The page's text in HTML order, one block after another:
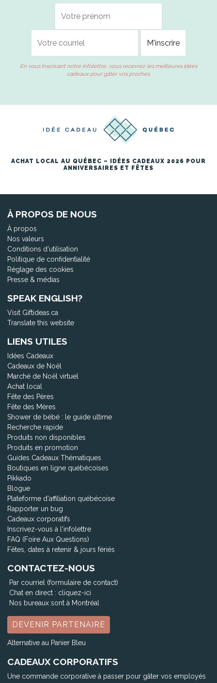
En vous inscrivant notre infolettre, vous recevrez les meilleures idées
cadeaux pour gâter vos proches.
ACHAT LOCAL AU QUÉBEC – IDÉES CADEAUX 2026 POUR
ANNIVERSAIRES ET FÊTES
À PROPOS DE NOUS
À propos
Nos valeurs
Conditions d'utilisation
Politique de confidentialité
Réglage des cookies
Presse & médias
SPEAK ENGLISH?
Visit Giftideas.ca
Translate this website
LIENS UTILES
Idées Cadeaux
Cadeaux de Noël
Marché de Noël virtuel
Achat local
Fête des Pères
Fête des Mères
Shower de bébé : le guide ultime
Recherche rapide
Produits non disponibles
Produits en promotion
Guides Cadeaux Thématiques
Boutiques en ligne québécoises
Pikkado
Blogue
Plateforme d'affiliation québécoise
Rapporter un bug
Cadeaux corporatifs
Inscrivez-vous à l'infolettre
FAQ (Foire Aux Questions)
Fêtes, dates à retenir & jours fériés
CONTACTEZ-NOUS
Par courriel (formulaire de contact)
Chat en direct : cliquez-ici
Nos bureaux sont à Montréal
DEVENIR PARTENAIRE
Alternative au Panier Bleu
CADEAUX CORPORATIFS
Une commande corporative à passer pour gâter vos employés